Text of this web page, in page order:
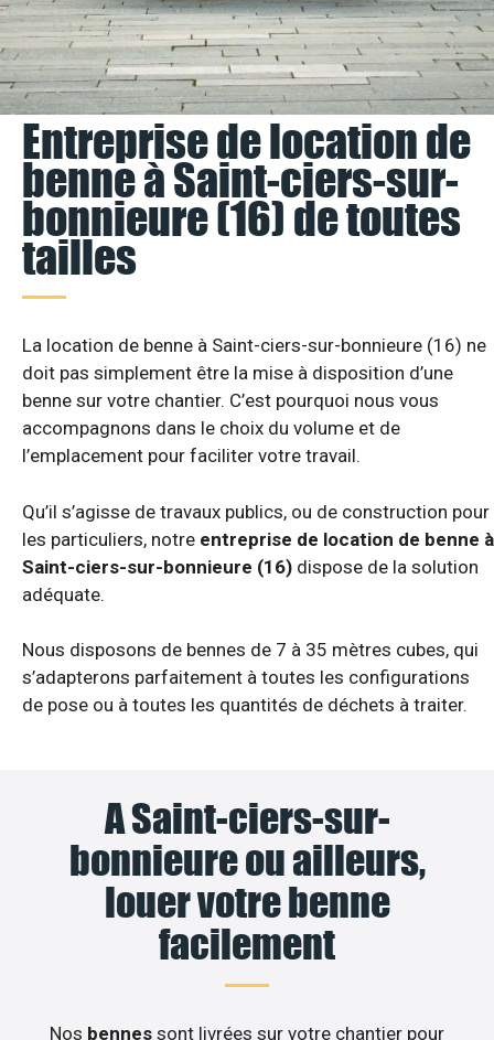
Entreprise de location de
benne à Saint-ciers-sur-
bonnieure (16) de toutes
tailles
La location de benne à Saint-ciers-sur-bonnieure (16) ne
doit pas simplement être la mise à disposition d’une
benne sur votre chantier. C’est pourquoi nous vous
accompagnons dans le choix du volume et de
l’emplacement pour faciliter votre travail.
Qu’il s’agisse de travaux publics, ou de construction pour
les particuliers, notre entreprise de location de benne à
Saint-ciers-sur-bonnieure (16) dispose de la solution
adéquate.
Nous disposons de bennes de 7 à 35 mètres cubes, qui
s’adapterons parfaitement à toutes les configurations
de pose ou à toutes les quantités de déchets à traiter.
A Saint-ciers-sur-
bonnieure ou ailleurs,
louer votre benne
facilement
Nos bennes sont livrées sur votre chantier pour